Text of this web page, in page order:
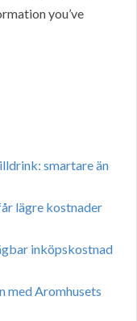
you’ve
smartare än
lägre kostnader
inköpskostnad
med Aromhusets